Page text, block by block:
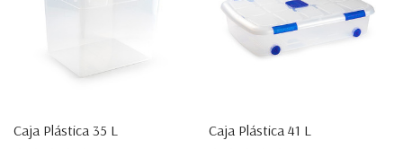
Caja Plástica 35 L Caja Plástica 41 L